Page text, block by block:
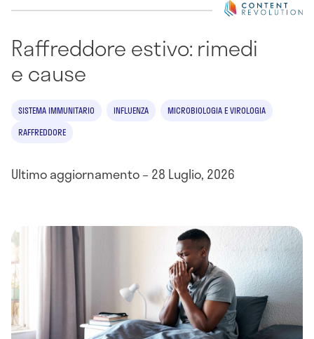
Raffreddore estivo: rimedi
e cause
SISTEMA IMMUNITARIO INFLUENZA
MICROBIOLOGIA E VIROLOGIA
RAFFREDDORE
Ultimo aggiornamento – 28 Luglio, 2026